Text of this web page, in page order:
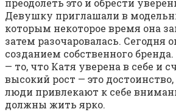
преодолеть это и обрести
Девушку приглашали в
которым некоторое время она
затем разочаровалась. Сегодня
созданием собственного
— то, что Катя уверена в себе и
высокий рост — это
люди привлекают к себе
должны жить ярко.